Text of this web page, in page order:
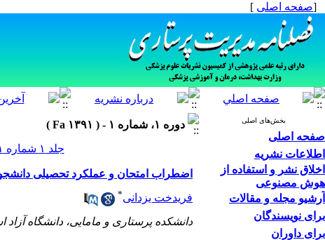
[صفحه اصلی ]
بخش‌های اصلی
صفحه اصلی
اطلاعات نشریه
اخلاق نشر و استفاده از
هوش مصنوعی
آرشیو مجله و مقالات
برای نویسندگان
برای داوران
دوره ۱، شماره ۱ - ( Fa ۱۳۹۱ )
جلد ۱ شماره ۱ صفحات ۵۸-۴۷
اضطراب امتحان و عملکرد تحصیلی
فریدخت یزدانی*
دانشکده پرستاری و مامایی، دانشگاه آزاد